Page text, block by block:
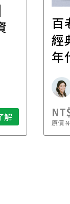
解
百
經
年
原價